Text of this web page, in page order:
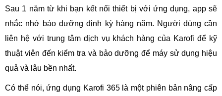
Sau 1 năm từ khi bạn kết nối thiết bị với ứng dụng, app sẽ
nhắc nhở bảo dưỡng định kỳ hàng năm. Người dùng cần
liên hệ với trung tâm dịch vụ khách hàng của Karofi để kỹ
thuật viên đến kiểm tra và bảo dưỡng để máy sử dụng hiệu
quả và lâu bền nhất.
Có thể nói, ứng dụng Karofi 365 là một phiên bản nâng cấp